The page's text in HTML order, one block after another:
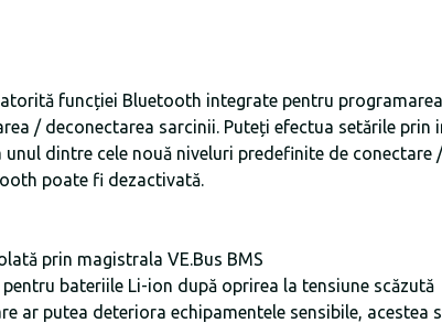
funcției Bluetooth integrate pentru programarea
/ deconectarea sarcinii. Puteți efectua setările prin
unul dintre cele nouă niveluri predefinite de
poate fi dezactivată.
prin magistrala VE.Bus BMS
bateriile Li-ion după oprirea la tensiune scăzută
ar putea deteriora echipamentele sensibile, acestea